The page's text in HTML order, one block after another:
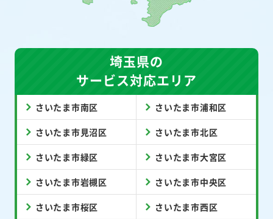
埼玉県の
サービス対応エリア
さいたま市南区 さいたま市浦和区
さいたま市見沼区 さいたま市北区
さいたま市緑区 さいたま市大宮区
さいたま市岩槻区 さいたま市中央区
さいたま市桜区 さいたま市西区